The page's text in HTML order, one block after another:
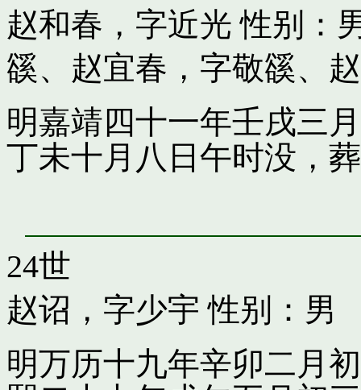
赵和春，字近光 性别：
豀、 赵宜春，字敬豀、
明嘉靖四十一年壬戌三
丁未十月八日午时没，
24世
赵诏，字少宇 性别：男
明万历十九年辛卯二月